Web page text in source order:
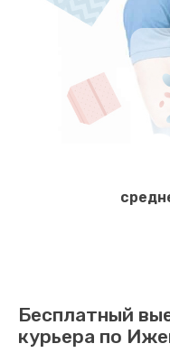
Бесплатный
курьера по